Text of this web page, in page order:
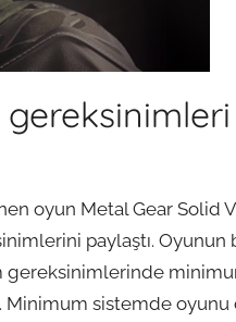
oyun Metal Gear Solid
paylaştı. Oyunun
gereksinimlerinde
Minimum sistemde oyunu